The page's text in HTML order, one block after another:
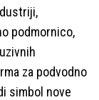
podmornico,
za podvodno
simbol nove